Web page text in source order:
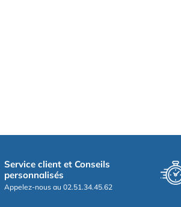
Service client et Conseils
personnalisés
Appelez-nous au 02.51.34.45.62